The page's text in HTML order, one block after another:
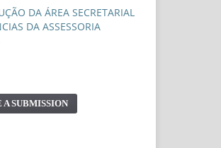
DA ÁREA SECRETARIAL
DA ASSESSORIA
A SUBMISSION